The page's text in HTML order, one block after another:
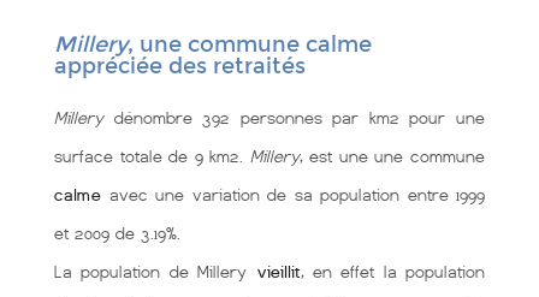
Millery, une commune calme
appréciée des retraités
Millerydénombre 392 personnes par km2 pour une
surface totale de 9 km2. Millery, est une une commune
calme avec une variation de sa population entre 1999
et 2009 de 3.19%.
La population de Millery vieillit, en effet la population